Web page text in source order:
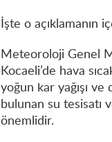
İşte o açıklamanın
Meteoroloji Genel
Kocaeli’de hava
yoğun kar yağışı
bulunan su tesisatı
önemlidir.